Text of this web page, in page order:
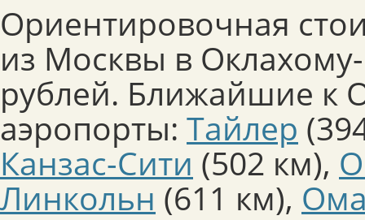
Ориентировочная
из Москвы в
рублей. Ближайшие к
аэропорты: Тайлер
Канзас-Сити (502 км),
Линкольн (611 км),